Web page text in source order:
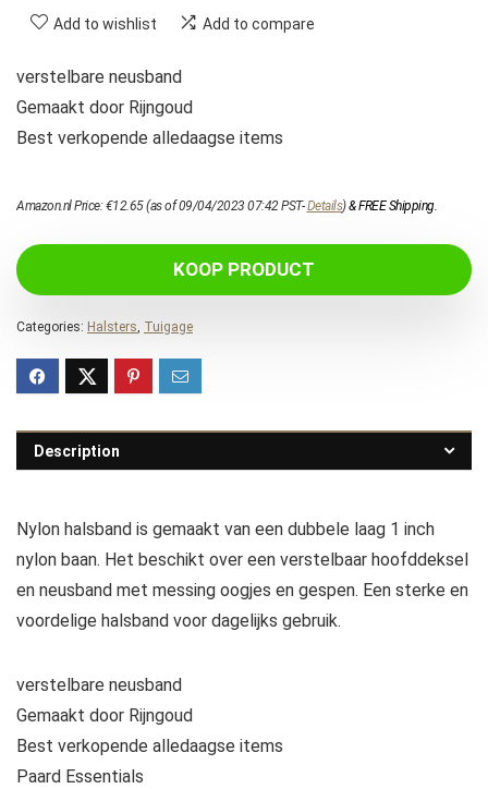
Add to wishlist Add to compare
verstelbare neusband
Gemaakt door Rijngoud
Best verkopende alledaagse items
Amazon.nl Price:€12.65(as of 09/04/2023 07:42 PST-Details)&FREE Shipping.
KOOP PRODUCT
Categories: Halsters, Tuigage
Description
Nylon halsband is gemaakt van een dubbele laag 1 inch
nylon baan. Het beschikt over een verstelbaar hoofddeksel
en neusband met messing oogjes en gespen. Een sterke en
voordelige halsband voor dagelijks gebruik.
verstelbare neusband
Gemaakt door Rijngoud
Best verkopende alledaagse items
Paard Essentials